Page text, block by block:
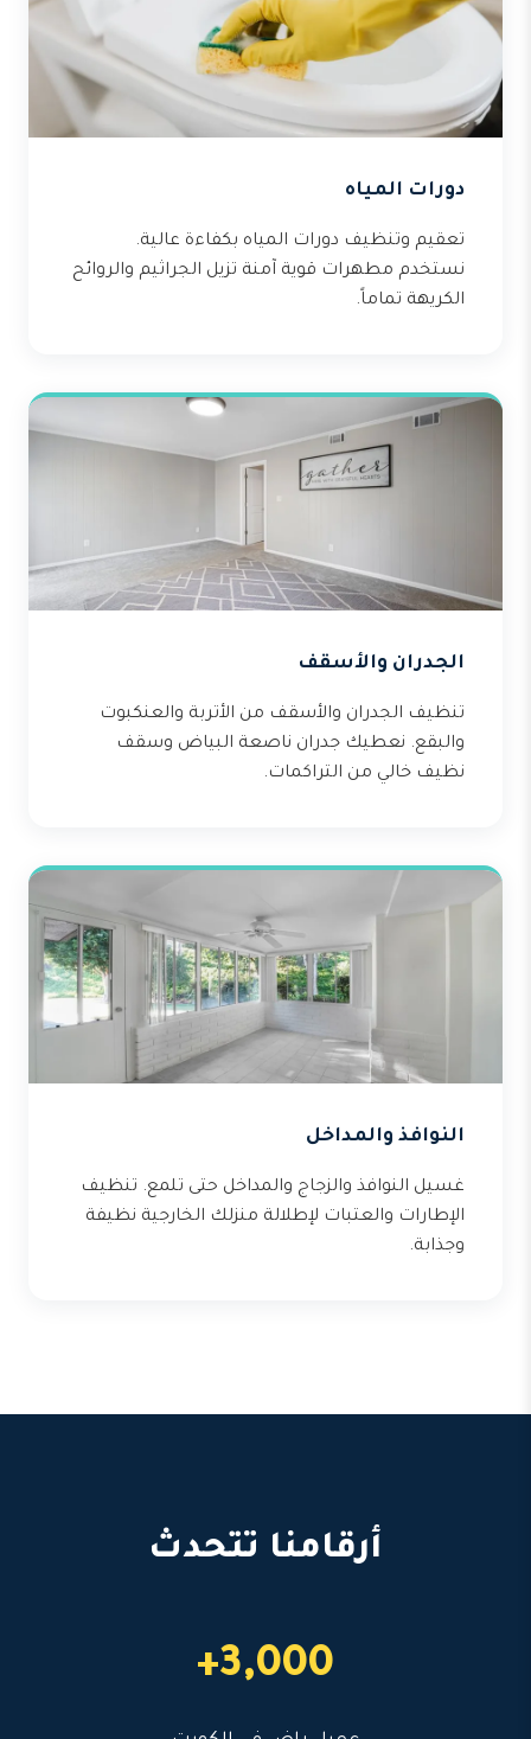
دورات المياه
تعقيم وتنظيف دورات المياه بكفاءة عالية.
نستخدم مطهرات قوية آمنة تزيل الجراثيم والروائح
الكريهة تماماً.
الجدران والأسقف
تنظيف الجدران والأسقف من الأتربة والعنكبوت
والبقع. نعطيك جدران ناصعة البياض وسقف
نظيف خالي من التراكمات.
النوافذ والمداخل
غسيل النوافذ والزجاج والمداخل حتى تلمع. تنظيف
الإطارات والعتبات لإطلالة منزلك الخارجية نظيفة
وجذابة.
أرقامنا تتحدث
3,000+